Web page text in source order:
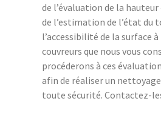
de l’évaluation de la
de l’estimation de l’état du
l’accessibilité de la surface
couvreurs que nous vous
procéderons à ces
afin de réaliser un
toute sécurité. Contactez-